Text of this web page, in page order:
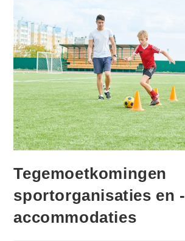
Tegemoetkomingen
sportorganisaties en -
accommodaties